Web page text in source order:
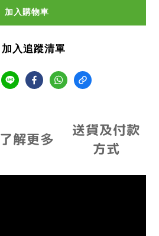
加入購物車
加入追蹤清單
了解更多
送貨及付款
方式